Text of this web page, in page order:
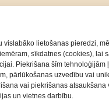
vislabāko lietošanas pieredzi,
sīkdatnes (cookies), lai
Piekrišana šīm tehnoloģijām
pārlūkošanas uzvedību vai
vai piekrišanas atsaukšana
un vietnes darbību.